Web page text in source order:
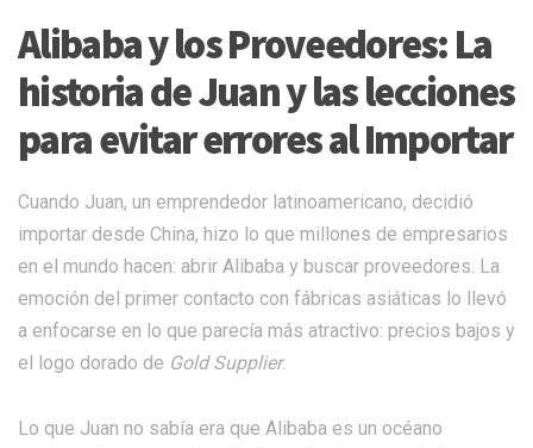
Alibaba y los Proveedores: La
historia de Juan y las lecciones
para evitar errores al Importar
Cuando Juan, un emprendedor latinoamericano, decidió
importar desde China, hizo lo que millones de empresarios
en el mundo hacen: abrir Alibaba y buscar proveedores. La
emoción del primer contacto con fábricas asiáticas lo llevó
a enfocarse en lo que parecía más atractivo: precios bajos y
el logo dorado de Gold Supplier.
Lo que Juan no sabía era que Alibaba es un océano